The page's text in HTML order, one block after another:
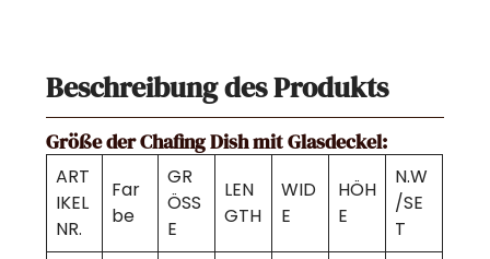
Beschreibung des Produkts
Größe der Chafing Dish mit Glasdeckel:
ART
IKEL
NR.
Far
be
GR
ÖSS
E
LEN
GTH
WID
E
HÖH
E
N.W
/SE
T